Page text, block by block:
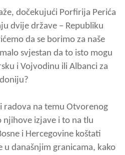
dočekujući Porfirija Perića
dvije države – Republiku
da se borimo za naše
svjestan da to isto mogu
i Vojvodinu ili Albanci za
radova na temu Otvorenog
njihove izjave i to na tlu
i Hercegovine koštati
današnjim granicama, kako